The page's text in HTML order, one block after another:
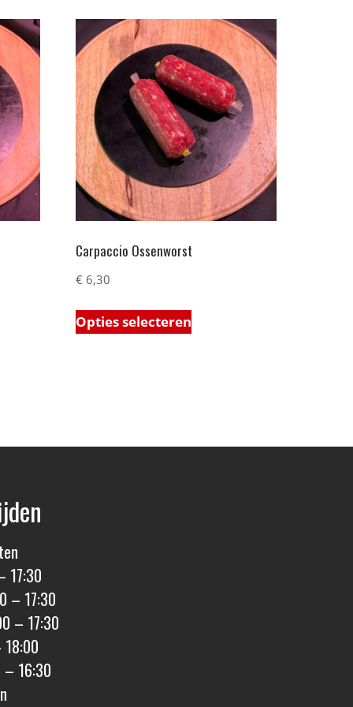
Carpaccio Ossenworst
€6,30
Opties selecteren
17:30
– 17:30
– 17:30
16:30